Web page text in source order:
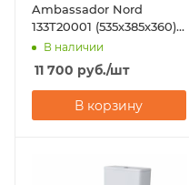
Ambassador Nord
133T20001 (535х385х360)
горизонтальный выпуск
В наличии
11 700 руб./шт
В корзину